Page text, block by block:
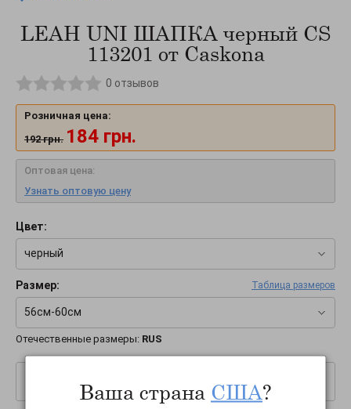
LEAH UNI ШАПКА черный CS
113201 от Caskona
0 отзывов
Розничная цена:
192 грн. 184 грн.
Оптовая цена:
Узнать оптовую цену
Цвет:
черный
Размер: Таблица размеров
56см-60см
Отечественные размеры: RUS
Ваша страна США?